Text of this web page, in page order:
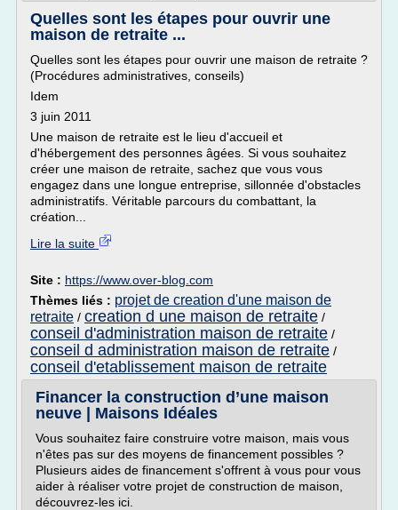
Quelles sont les étapes pour ouvrir une
maison de retraite ...
Quelles sont les étapes pour ouvrir une maison de retraite ?
(Procédures administratives, conseils)
Idem
3 juin 2011
Une maison de retraite est le lieu d'accueil et
d'hébergement des personnes âgées. Si vous souhaitez
créer une maison de retraite, sachez que vous vous
engagez dans une longue entreprise, sillonnée d'obstacles
administratifs. Véritable parcours du combattant, la
création...
Lire la suite
Site : https://www.over-blog.com
Thèmes liés : projet de creation d'une maison de
retraite / creation d une maison de retraite /
conseil d'administration maison de retraite /
conseil d administration maison de retraite /
conseil d'etablissement maison de retraite
Financer la construction d’une maison
neuve | Maisons Idéales
Vous souhaitez faire construire votre maison, mais vous
n'êtes pas sur des moyens de financement possibles ?
Plusieurs aides de financement s'offrent à vous pour vous
aider à réaliser votre projet de construction de maison,
découvrez-les ici.